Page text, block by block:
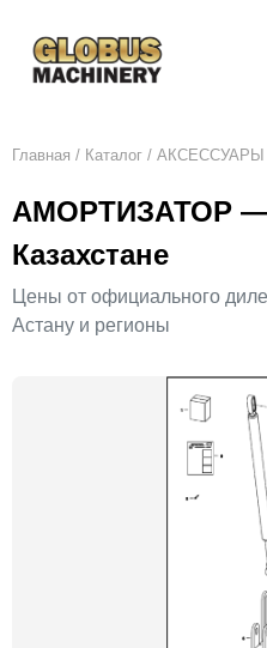
Главная / Каталог /
АМОРТИЗАТОР —
Казахстане
Цены от официального
Астану и регионы